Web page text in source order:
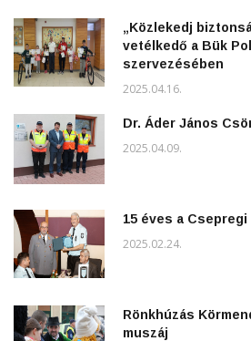
„Közlekedj
vetélkedő a Bük
szervezésében
2025.04.16.
Dr. Áder János
2025.04.09.
15 éves a Csepregi
2025.02.24.
Rönkhúzás
muszáj